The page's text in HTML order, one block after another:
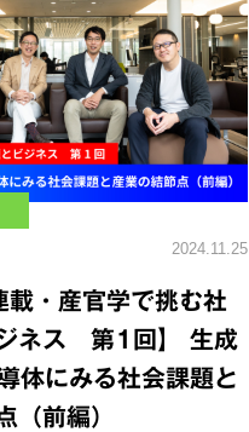
2024.11.25
載・産官学で挑む社
ネス 第1回】 生成
体にみる社会課題と
（前編）